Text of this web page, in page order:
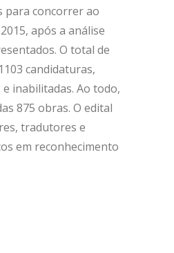
para concorrer ao
após a análise
O total de
candidaturas,
inabilitadas. Ao todo,
875 obras. O edital
tradutores e
em reconhecimento